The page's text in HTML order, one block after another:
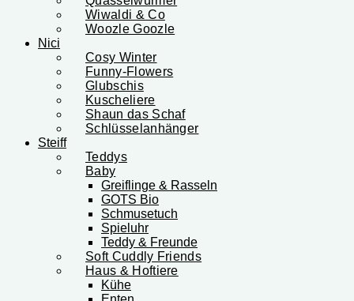
Wiwaldi & Co
Woozle Goozle
Nici
Cosy Winter
Funny-Flowers
Glubschis
Kuscheliere
Shaun das Schaf
Schlüsselanhänger
Steiff
Teddys
Baby
Greiflinge & Rasseln
GOTS Bio
Schmusetuch
Spieluhr
Teddy & Freunde
Soft Cuddly Friends
Haus & Hoftiere
Kühe